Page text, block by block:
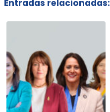
Entradas relacionadas: